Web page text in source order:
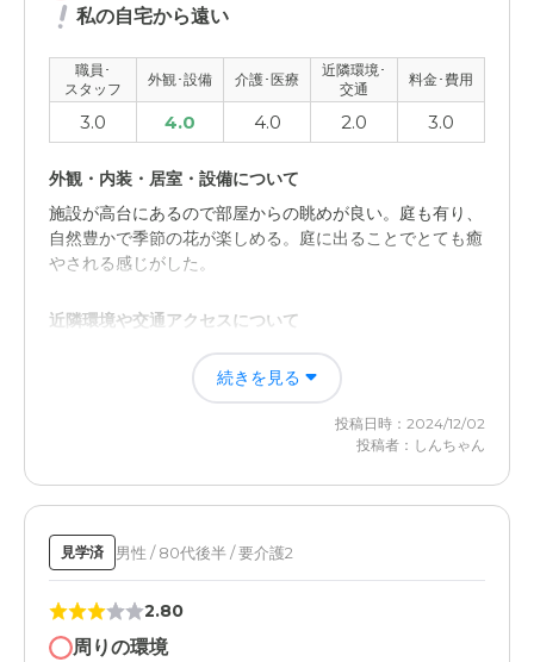
私の自宅から遠い
職員･
スタッフ
外観･設備 介護･医療
近隣環境･
交通
料金･費用
3.0 4.0 4.0 2.0 3.0
外観・内装・居室・設備について
施設が高台にあるので部屋からの眺めが良い。庭も有り、
自然豊かで季節の花が楽しめる。庭に出ることでとても癒
やされる感じがした。
近隣環境や交通アクセスについて
母の住むマンションからは近いが、私の自宅からは車で1
時間以上かかるのでアクセスが良くない。また高台にある
ので、駅から歩いて行くのも難しい。
続きを見る
投稿日時：2024/12/02
投稿者：しんちゃん
見学済 男性 / 80代後半 / 要介護2
2.80
周りの環境